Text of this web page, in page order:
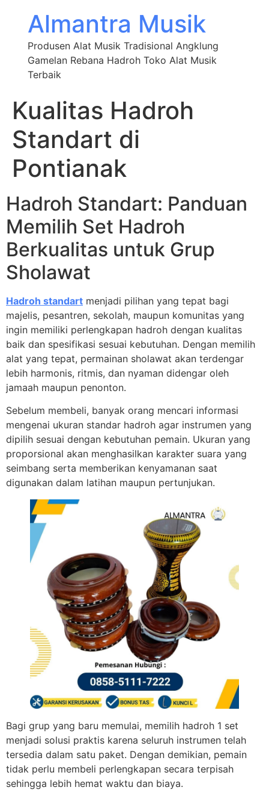
Almantra Musik
Produsen Alat Musik Tradisional Angklung
Gamelan Rebana Hadroh Toko Alat Musik
Terbaik
Kualitas Hadroh
Standart di
Pontianak
Hadroh Standart: Panduan
Memilih Set Hadroh
Berkualitas untuk Grup
Sholawat
Hadroh standart menjadi pilihan yang tepat bagi
majelis, pesantren, sekolah, maupun komunitas yang
ingin memiliki perlengkapan hadroh dengan kualitas
baik dan spesifikasi sesuai kebutuhan. Dengan memilih
alat yang tepat, permainan sholawat akan terdengar
lebih harmonis, ritmis, dan nyaman didengar oleh
jamaah maupun penonton.
Sebelum membeli, banyak orang mencari informasi
mengenai ukuran standar hadroh agar instrumen yang
dipilih sesuai dengan kebutuhan pemain. Ukuran yang
proporsional akan menghasilkan karakter suara yang
seimbang serta memberikan kenyamanan saat
digunakan dalam latihan maupun pertunjukan.
Bagi grup yang baru memulai, memilih hadroh 1 set
menjadi solusi praktis karena seluruh instrumen telah
tersedia dalam satu paket. Dengan demikian, pemain
tidak perlu membeli perlengkapan secara terpisah
sehingga lebih hemat waktu dan biaya.